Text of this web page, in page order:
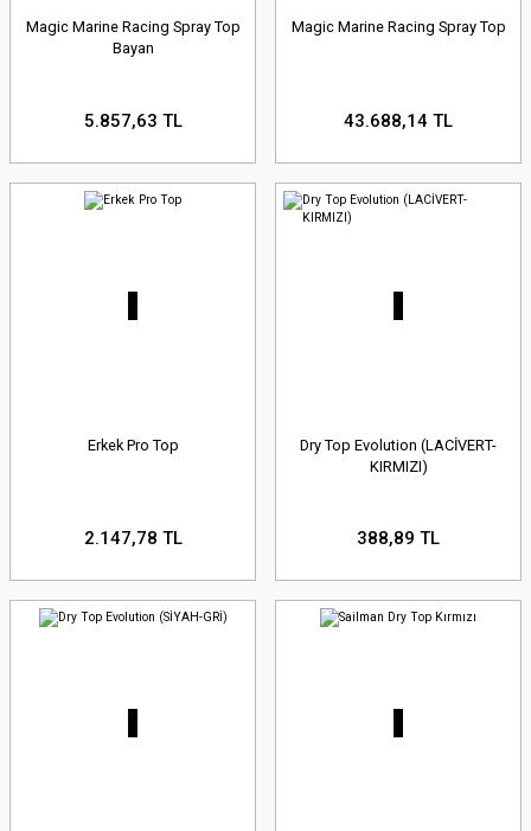
Magic Marine Racing Spray Top
Bayan
5.857,63 TL
Magic Marine Racing Spray Top
43.688,14 TL
Erkek Pro Top
2.147,78 TL
Dry Top Evolution (LACİVERT-
KIRMIZI)
388,89 TL